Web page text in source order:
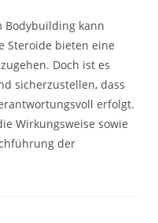
Bodybuilding kann
Steroide bieten eine
Doch ist es
sicherzustellen, dass
erfolgt.
Wirkungsweise sowie
der